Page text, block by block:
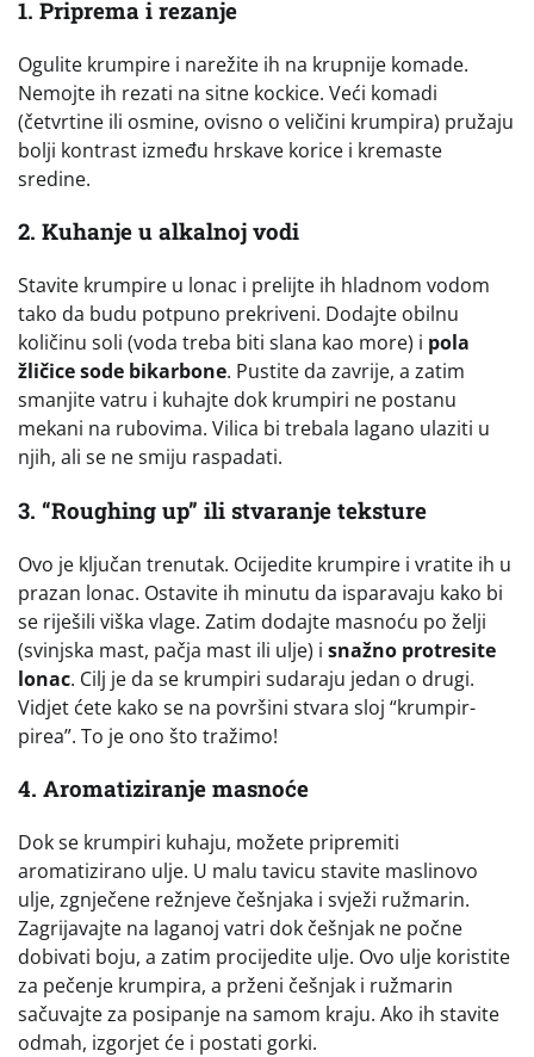
1. Priprema i rezanje
Ogulite krumpire i narežite ih na krupnije komade.
Nemojte ih rezati na sitne kockice. Veći komadi
(četvrtine ili osmine, ovisno o veličini krumpira) pružaju
bolji kontrast između hrskave korice i kremaste
sredine.
2. Kuhanje u alkalnoj vodi
Stavite krumpire u lonac i prelijte ih hladnom vodom
tako da budu potpuno prekriveni. Dodajte obilnu
količinu soli (voda treba biti slana kao more) i pola
žličice sode bikarbone. Pustite da zavrije, a zatim
smanjite vatru i kuhajte dok krumpiri ne postanu
mekani na rubovima. Vilica bi trebala lagano ulaziti u
njih, ali se ne smiju raspadati.
3. “Roughing up” ili stvaranje teksture
Ovo je ključan trenutak. Ocijedite krumpire i vratite ih u
prazan lonac. Ostavite ih minutu da isparavaju kako bi
se riješili viška vlage. Zatim dodajte masnoću po želji
(svinjska mast, pačja mast ili ulje) i snažno protresite
lonac. Cilj je da se krumpiri sudaraju jedan o drugi.
Vidjet ćete kako se na površini stvara sloj “krumpir-
pirea”. To je ono što tražimo!
4. Aromatiziranje masnoće
Dok se krumpiri kuhaju, možete pripremiti
aromatizirano ulje. U malu tavicu stavite maslinovo
ulje, zgnječene režnjeve češnjaka i svježi ružmarin.
Zagrijavajte na laganoj vatri dok češnjak ne počne
dobivati boju, a zatim procijedite ulje. Ovo ulje koristite
za pečenje krumpira, a prženi češnjak i ružmarin
sačuvajte za posipanje na samom kraju. Ako ih stavite
odmah, izgorjet će i postati gorki.